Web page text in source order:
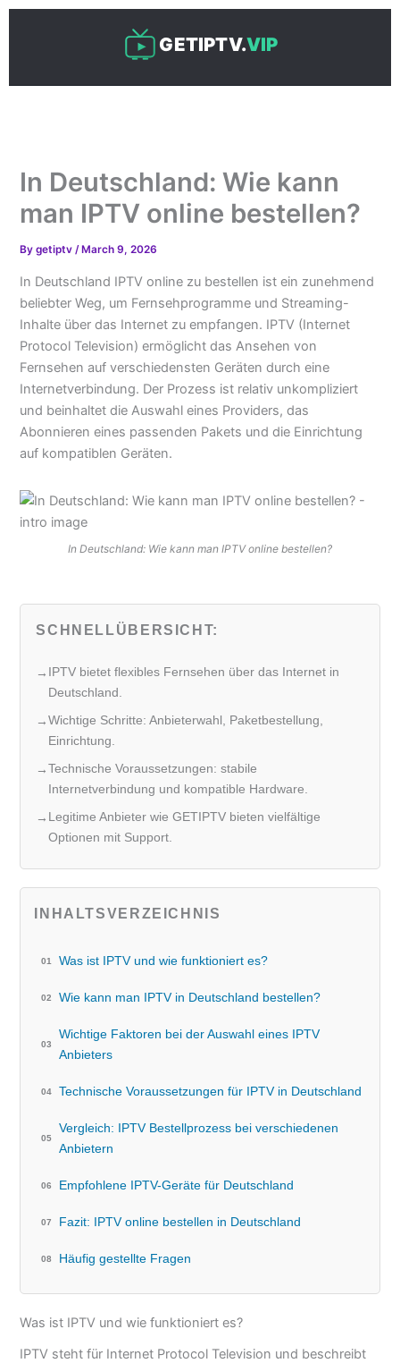
Skip
GETIPTV.VIP
In Deutschland: Wie kann
man IPTV online bestellen?
Bygetiptv/ March 9, 2026
In Deutschland IPTV online zu bestellen ist ein zunehmend
beliebter Weg, um Fernsehprogramme und Streaming-
Inhalte über das Internet zu empfangen. IPTV (Internet
Protocol Television) ermöglicht das Ansehen von
Fernsehen auf verschiedensten Geräten durch eine
Internetverbindung. Der Prozess ist relativ unkompliziert
und beinhaltet die Auswahl eines Providers, das
Abonnieren eines passenden Pakets und die Einrichtung
auf kompatiblen Geräten.
In Deutschland: Wie kann man IPTV online bestellen?
SCHNELLÜBERSICHT:
IPTV bietet flexibles Fernsehen über das Internet in
Deutschland.
Wichtige Schritte: Anbieterwahl, Paketbestellung,
Einrichtung.
Technische Voraussetzungen: stabile
Internetverbindung und kompatible Hardware.
Legitime Anbieter wie GETIPTV bieten vielfältige
Optionen mit Support.
INHALTSVERZEICHNIS
Was ist IPTV und wie funktioniert es?
Wie kann man IPTV in Deutschland bestellen?
Wichtige Faktoren bei der Auswahl eines IPTV
Anbieters
Technische Voraussetzungen für IPTV in Deutschland
Vergleich: IPTV Bestellprozess bei verschiedenen
Anbietern
Empfohlene IPTV-Geräte für Deutschland
Fazit: IPTV online bestellen in Deutschland
Häufig gestellte Fragen
Was ist IPTV und wie funktioniert es?
IPTV steht für Internet Protocol Television und beschreibt